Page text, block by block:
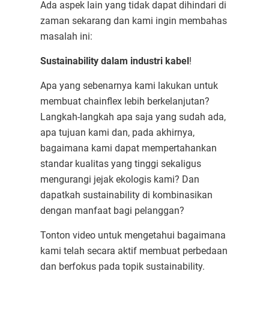
Ada aspek lain yang tidak dapat dihindari di
zaman sekarang dan kami ingin membahas
masalah ini:
Sustainability dalam industri kabel !
Apa yang sebenarnya kami lakukan untuk
membuat chainflex lebih berkelanjutan?
Langkah-langkah apa saja yang sudah ada,
apa tujuan kami dan, pada akhirnya,
bagaimana kami dapat mempertahankan
standar kualitas yang tinggi sekaligus
mengurangi jejak ekologis kami? Dan
dapatkah sustainability di kombinasikan
dengan manfaat bagi pelanggan?
Tonton video untuk mengetahui bagaimana
kami telah secara aktif membuat perbedaan
dan berfokus pada topik sustainability.